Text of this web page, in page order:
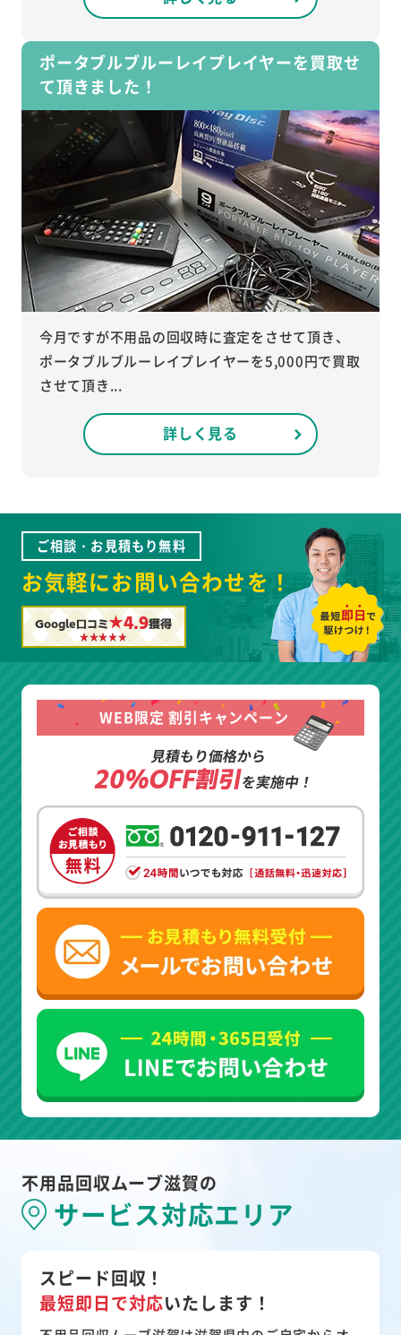
ポータブルブルーレイプレイヤーを買取せ
て頂きました！
今月ですが不用品の回収時に査定をさせて頂き、
ポータブルブルーレイプレイヤーを5,000円で買取
させて頂き...
詳しく見る
ご相談・お見積もり無料
お気軽にお問い合わせを！
Google口コミ★4.9獲得
WEB限定 割引キャンペーン
見積もり価格から
20%OFF割引を実施中！
不用品回収ムーブ滋賀の
サービス対応エリア
スピード回収！
最短即日で対応いたします！